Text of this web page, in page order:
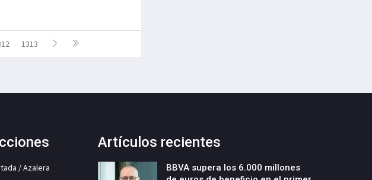
1313
/ Azalera
Artículos recientes
BBVA supera los 6.000 millones